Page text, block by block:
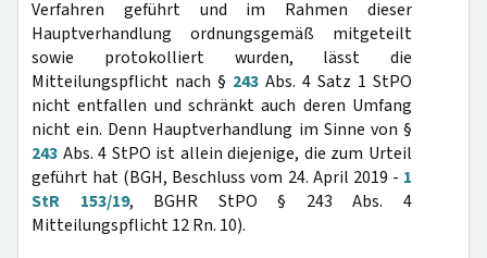
Verfahren geführt und im Rahmen dieser
Hauptverhandlung ordnungsgemäß mitgeteilt
sowie protokolliert wurden, lässt die
Mitteilungspflicht nach § 243 Abs. 4 Satz 1 StPO
nicht entfallen und schränkt auch deren Umfang
nicht ein. Denn Hauptverhandlung im Sinne von §
243 Abs. 4 StPO ist allein diejenige, die zum Urteil
geführt hat (BGH, Beschluss vom 24. April 2019 - 1
StR 153/19, BGHR StPO § 243 Abs. 4
Mitteilungspflicht 12 Rn. 10).